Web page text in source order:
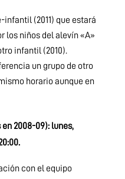
infantil (2011) que estará
los niños del alevín «A»
infantil (2010).
un grupo de otro
horario aunque en
2008-09): lunes,
con el equipo